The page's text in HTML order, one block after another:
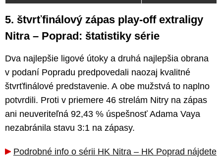
5. štvrťfinálový zápas play-off extraligy
Nitra – Poprad: štatistiky série
Dva najlepšie ligové útoky a druhá najlepšia obrana
v podaní Popradu predpovedali naozaj kvalitné
štvrťfinálové predstavenie. A obe mužstvá to naplno
potvrdili. Proti v priemere 46 strelám Nitry na zápas
ani neuveriteľná 92,43 % úspešnosť Adama Vaya
nezabránila stavu 3:1 na zápasy.
Podrobné info o sérii HK Nitra – HK Poprad nájdete